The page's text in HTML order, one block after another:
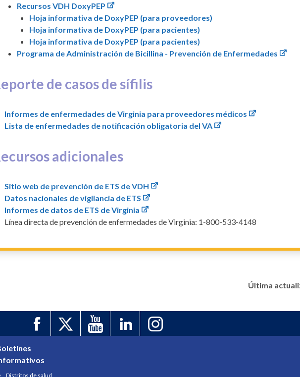
Recursos VDH DoxyPEP
Hoja informativa de DoxyPEP (para proveedores)
Hoja informativa de DoxyPEP (para pacientes)
Hoja informativa de DoxyPEP (para pacientes)
Programa de Administración de Bicillina - Prevención de Enfermedades
de casos de sífilis
Informes de enfermedades de Virginia para proveedores médicos
Lista de enfermedades de notificación obligatoria del VA
adicionales
Sitio web de prevención de ETS de VDH
Datos nacionales de vigilancia de ETS
Informes de datos de ETS de Virginia
Línea directa de prevención de enfermedades de Virginia: 1-800-533-4148
Última
Distritos de salud